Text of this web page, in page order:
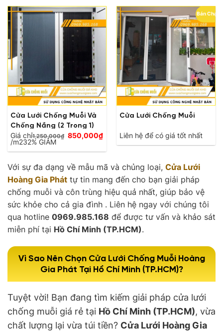
Cửa Lưới Chống Muỗi Và
Chống Nắng (2 Trong 1)
Giá chỉ1,250,000₫ Giá
1,250,000₫.
850,000₫
Giá
hiện
tại
850,000₫.
/m232% GIẢM
Bán Chạy
Cửa Lưới Chống Muỗi
Liên hệ để có giá tốt nhất
Với sự đa dạng về mẫu mã và chủng loại, Cửa Lưới
Hoàng Gia Phát tự tin mang đến cho bạn giải pháp
chống muỗi và côn trùng hiệu quả nhất, giúp bảo vệ
sức khỏe cho cả gia đình . Liên hệ ngay với chúng tôi
qua hotline 0969.985.168 để được tư vấn và khảo sát
miễn phí tại Hồ Chí Minh (TP.HCM).
Vì Sao Nên Chọn Cửa Lưới Chống Muỗi Hoàng
Gia Phát Tại Hồ Chí Minh (TP.HCM)?
Tuyệt vời! Bạn đang tìm kiếm giải pháp cửa lưới
chống muỗi giá rẻ tại Hồ Chí Minh (TP.HCM), vừa
chất lượng lại vừa túi tiền? Cửa Lưới Hoàng Gia